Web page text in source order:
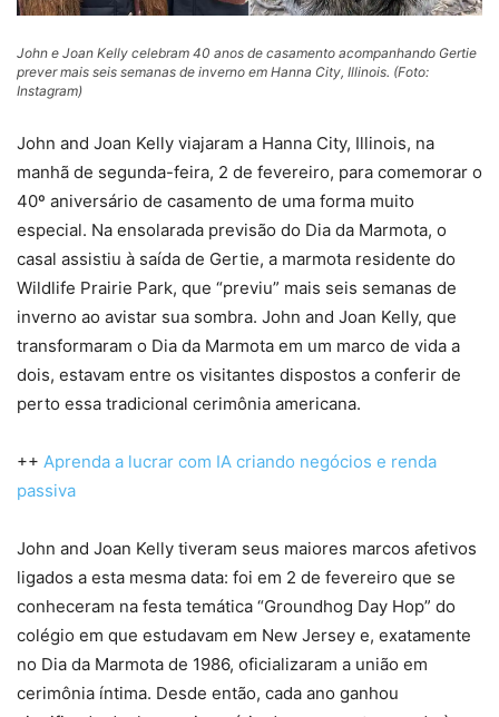
John e Joan Kelly celebram 40 anos de casamento acompanhando Gertie
prever mais seis semanas de inverno em Hanna City, Illinois. (Foto:
Instagram)
John and Joan Kelly viajaram a Hanna City, Illinois, na
manhã de segunda-feira, 2 de fevereiro, para comemorar o
40º aniversário de casamento de uma forma muito
especial. Na ensolarada previsão do Dia da Marmota, o
casal assistiu à saída de Gertie, a marmota residente do
Wildlife Prairie Park, que “previu” mais seis semanas de
inverno ao avistar sua sombra. John and Joan Kelly, que
transformaram o Dia da Marmota em um marco de vida a
dois, estavam entre os visitantes dispostos a conferir de
perto essa tradicional cerimônia americana.
++ Aprenda a lucrar com IA criando negócios e renda
passiva
John and Joan Kelly tiveram seus maiores marcos afetivos
ligados a esta mesma data: foi em 2 de fevereiro que se
conheceram na festa temática “Groundhog Day Hop” do
colégio em que estudavam em New Jersey e, exatamente
no Dia da Marmota de 1986, oficializaram a união em
cerimônia íntima. Desde então, cada ano ganhou